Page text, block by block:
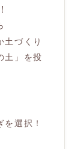
土づくり
土」を投
選択！